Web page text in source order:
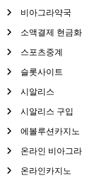
비아그라약국
소액결제 현금화
스포츠중계
슬롯사이트
시알리스
시알리스 구입
에볼루션카지노
온라인 비아그라
온라인카지노